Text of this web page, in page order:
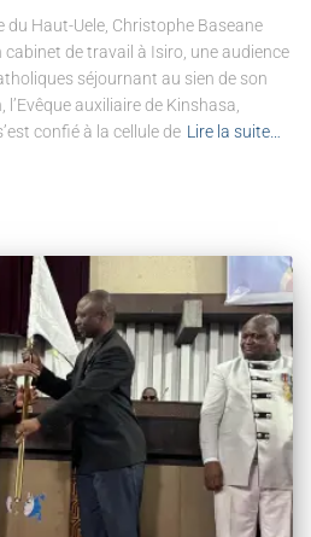
du Haut-Uele, Christophe Baseane
de travail à Isiro, une audience
séjournant au sien de son
auxiliaire de Kinshasa,
confié à la cellule de Lire la suite…